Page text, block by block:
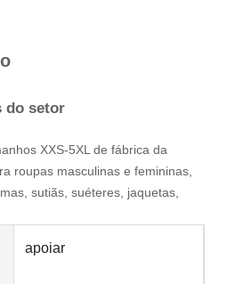
do setor
XXS-5XL de fábrica da
roupas masculinas e femininas,
sutiãs, suéteres, jaquetas,
apoiar